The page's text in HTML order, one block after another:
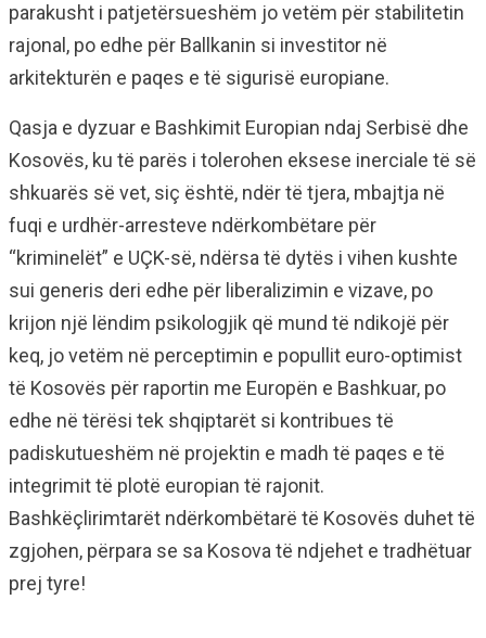
parakusht i patjetërsueshëm jo vetëm për stabilitetin
rajonal, po edhe për Ballkanin si investitor në
arkitekturën e paqes e të sigurisë europiane.
Qasja e dyzuar e Bashkimit Europian ndaj Serbisë dhe
Kosovës, ku të parës i tolerohen eksese inerciale të së
shkuarës së vet, siç është, ndër të tjera, mbajtja në
fuqi e urdhër-arresteve ndërkombëtare për
“kriminelët” e UÇK-së, ndërsa të dytës i vihen kushte
sui generis deri edhe për liberalizimin e vizave, po
krijon një lëndim psikologjik që mund të ndikojë për
keq, jo vetëm në perceptimin e popullit euro-optimist
të Kosovës për raportin me Europën e Bashkuar, po
edhe në tërësi tek shqiptarët si kontribues të
padiskutueshëm në projektin e madh të paqes e të
integrimit të plotë europian të rajonit.
Bashkëçlirimtarët ndërkombëtarë të Kosovës duhet të
zgjohen, përpara se sa Kosova të ndjehet e tradhëtuar
prej tyre!